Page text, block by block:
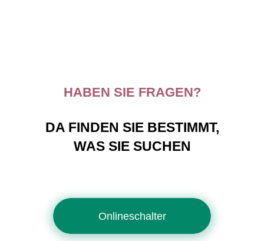
HABEN SIE FRAGEN?
DA FINDEN SIE BESTIMMT,
WAS SIE SUCHEN
Onlineschalter